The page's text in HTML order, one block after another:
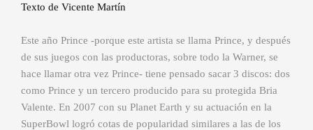
Texto de Vicente Martín
Este año Prince -porque este artista se llama Prince, y después
de sus juegos con las productoras, sobre todo la Warner, se
hace llamar otra vez Prince- tiene pensado sacar 3 discos: dos
como Prince y un tercero producido para su protegida Bria
Valente. En 2007 con su Planet Earth y su actuación en la
SuperBowl logró cotas de popularidad similares a las de los